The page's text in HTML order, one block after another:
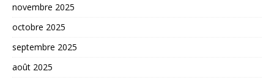
novembre 2025
octobre 2025
septembre 2025
août 2025